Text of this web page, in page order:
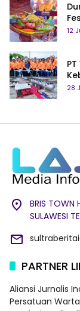
12
28
BRIS TOWN
SULAWESI
PARTNER
Aliansi Jurnalis
Persatuan